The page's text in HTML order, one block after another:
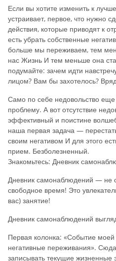
Если вы хотите изменить к
устраивает, первое, что нужно
действия, которые приводят к
есть убрать собственные
больше мы переживаем, тем
нас Жизнь И тем меньше она
подумайте: зачем идти
лицом? Вам бы захотелось?
Само по себе недовольство
проблему. А вот отсутствие
эффективный и поистине
наша первая задача —
своим негативом И для этого
прием. Безболезненный.
Знакомьтесь: Дневник
Дневник самонаблюдений — не
свободное время! Это
вас) занятие!
Дневник самонаблюдений
Первая колонка: «Событие
негативные переживания».
записывать текущие жизненные